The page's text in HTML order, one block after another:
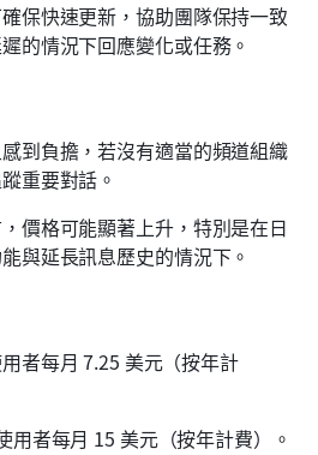
保快速更新，協助團隊保持一致
的情況下回應變化或任務。
到負擔，若沒有適當的頻道組織
重要對話。
價格可能顯著上升，特別是在日
與延長訊息歷史的情況下。
者每月 7.25 美元（按年計
用者每月 15 美元（按年計費）。